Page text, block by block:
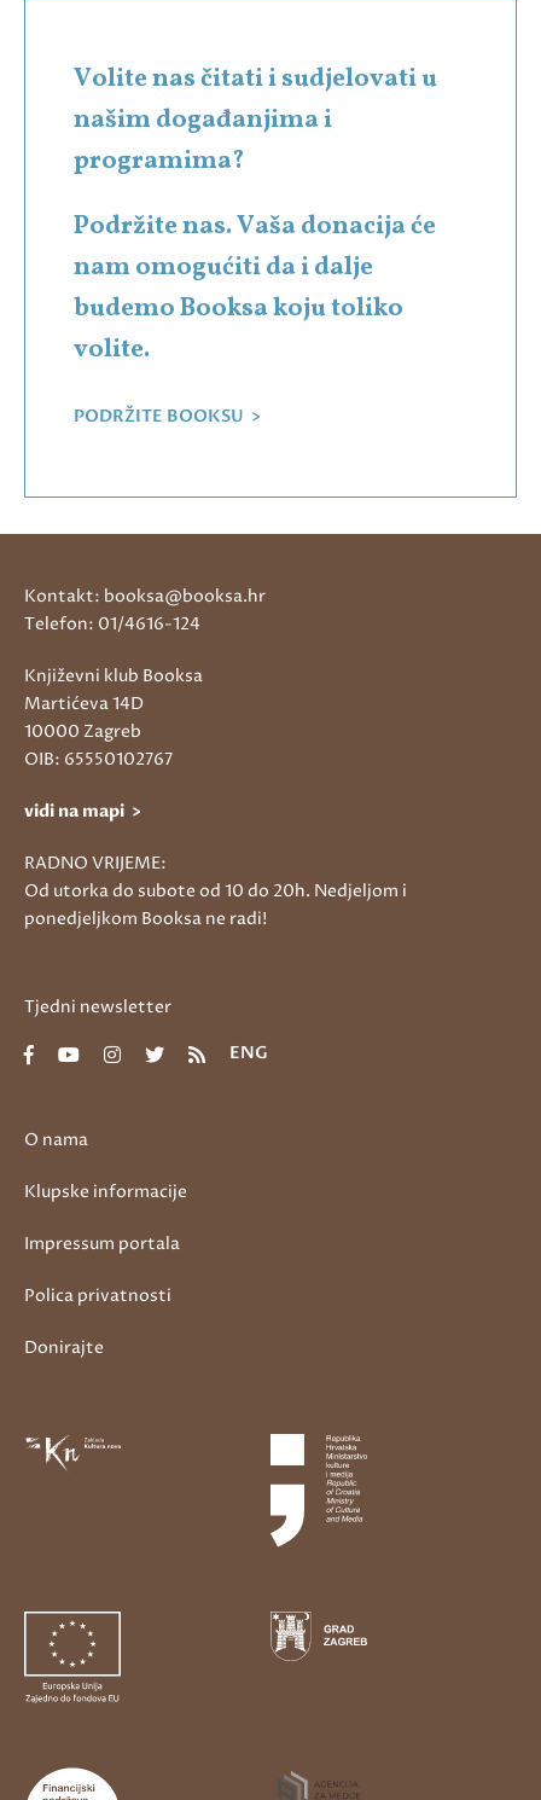
Volite nas čitati i sudjelovati u
našim događanjima i
programima?
Podržite nas. Vaša donacija će
nam omogućiti da i dalje
budemo Booksa koju toliko
volite.
PODRŽITE BOOKSU >
O nama
Klupske informacije
Impressum portala
Polica privatnosti
Donirajte
Kontakt: booksa@booksa.hr
Telefon: 01/4616-124
Književni klub Booksa
Martićeva 14D
10000 Zagreb
OIB: 65550102767
vidi na mapi >
RADNO VRIJEME:
Od utorka do subote od 10 do 20h. Nedjeljom i
ponedjeljkom Booksa ne radi!
Tjedni newsletter
ENG